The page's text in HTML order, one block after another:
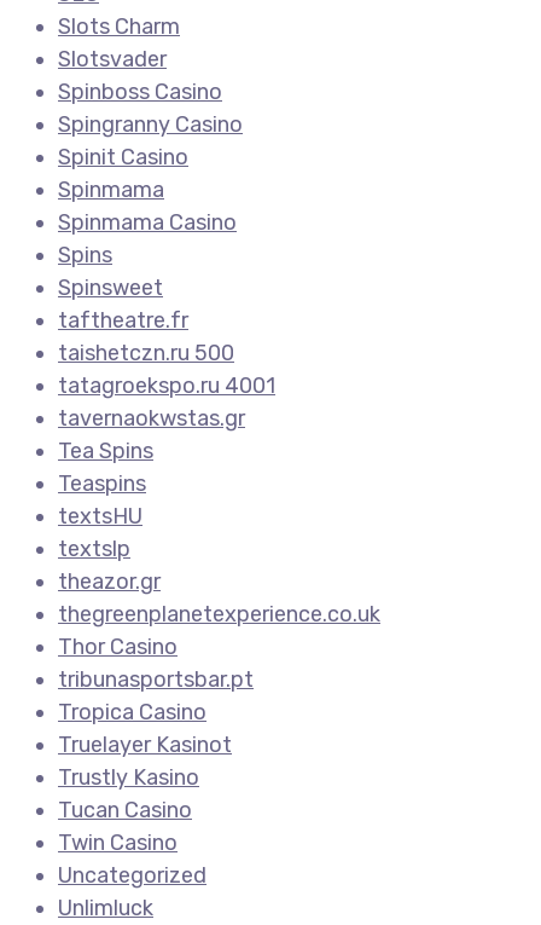
Slots Charm
Slotsvader
Spinboss Casino
Spingranny Casino
Spinit Casino
Spinmama
Spinmama Casino
Spins
Spinsweet
taftheatre.fr
taishetczn.ru 500
tatagroekspo.ru 4001
tavernaokwstas.gr
Tea Spins
Teaspins
textsHU
textslp
theazor.gr
thegreenplanetexperience.co.uk
Thor Casino
tribunasportsbar.pt
Tropica Casino
Truelayer Kasinot
Trustly Kasino
Tucan Casino
Twin Casino
Uncategorized
Unlimluck